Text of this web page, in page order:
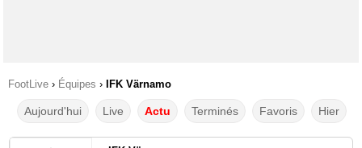
FootLive › Équipes › IFK Värnamo
Aujourd'hui Live Actu Terminés Favoris Hier